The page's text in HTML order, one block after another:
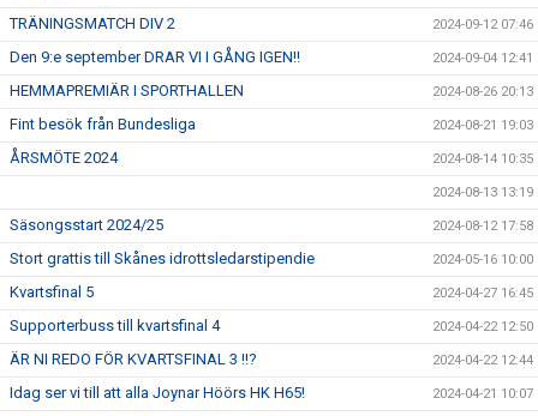
TRÄNINGSMATCH DIV 2 2024-09-12 07:46
Den 9:e september DRAR VI I GÅNG IGEN!! 2024-09-04 12:41
HEMMAPREMIÄR I SPORTHALLEN 2024-08-26 20:13
Fint besök från Bundesliga 2024-08-21 19:03
ÅRSMÖTE 2024 2024-08-14 10:35
2024-08-13 13:19
Säsongsstart 2024/25 2024-08-12 17:58
Stort grattis till Skånes idrottsledarstipendie 2024-05-16 10:00
Kvartsfinal 5 2024-04-27 16:45
Supporterbuss till kvartsfinal 4 2024-04-22 12:50
ÄR NI REDO FÖR KVARTSFINAL 3 !!? 2024-04-22 12:44
Idag ser vi till att alla Joynar Höörs HK H65! 2024-04-21 10:07